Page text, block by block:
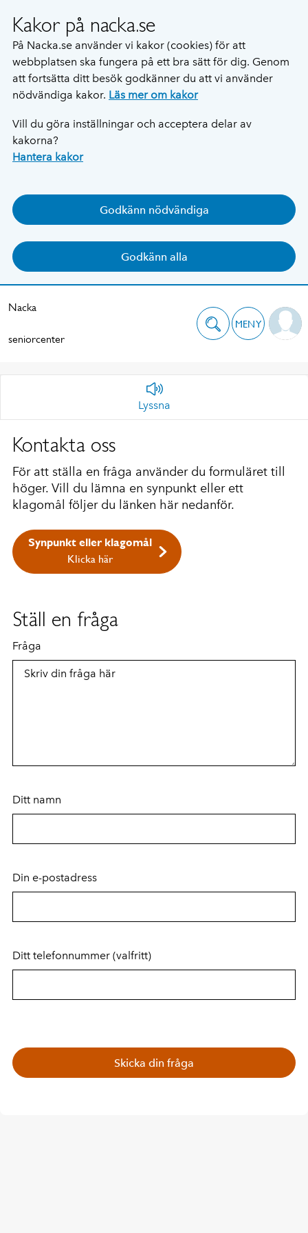
Kakor på nacka.se
På Nacka.se använder vi kakor (cookies) för att
webbplatsen ska fungera på ett bra sätt för dig. Genom
att fortsätta ditt besök godkänner du att vi använder
nödvändiga kakor. Läs mer om kakor
Vill du göra inställningar och acceptera delar av
kakorna?
Hantera kakor
Godkänn nödvändiga
Godkänn alla
Nacka
seniorcenter
MENY
Lyssna
Kontakta oss
För att ställa en fråga använder du formuläret till
höger. Vill du lämna en synpunkt eller ett
klagomål följer du länken här nedanför.
Synpunkt eller klagomål
Klicka här
Ställ en fråga
Fråga
Ditt namn
Din e-postadress
Ditt telefonnummer (valfritt)